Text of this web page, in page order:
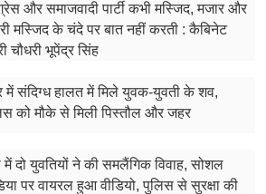
और समाजवादी पार्टी कभी मस्जिद, मजार और
मस्जिद के चंदे पर बात नहीं करती : कैबिनेट
चौधरी भूपेंद्र सिंह
में संदिग्ध हालत में मिले युवक-युवती के शव,
को मौके से मिली पिस्तौल और जहर
में दो युवतियों ने की समलैंगिक विवाह, सोशल
पर वायरल हुआ वीडियो, पुलिस से सुरक्षा की